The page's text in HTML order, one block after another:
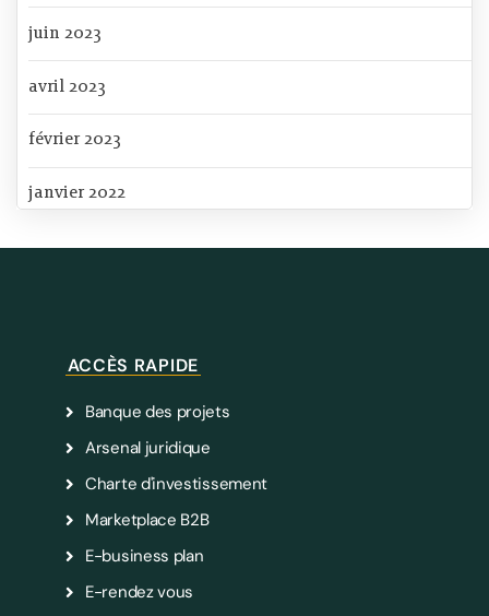
juin 2023
avril 2023
février 2023
janvier 2022
ACCÈS RAPIDE
Banque des projets
Arsenal juridique
Charte d'investissement
Marketplace B2B
E-business plan
E-rendez vous